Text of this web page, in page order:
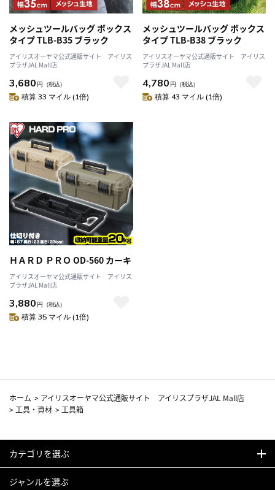
メッシュツールバッグ ボックス
タイプ TLB-B35 ブラック
アイリスオーヤマ公式通販サイト アイリス
プラザJAL Mall店
3,680 円 （税込）
積算 33 マイル (1倍)
メッシュツールバッグ ボックス
タイプ TLB-B38 ブラック
アイリスオーヤマ公式通販サイト アイリス
プラザJAL Mall店
4,780 円 （税込）
積算 43 マイル (1倍)
ＨＡＲＤ ＰＲＯ OD-560 カーキ
アイリスオーヤマ公式通販サイト アイリス
プラザJAL Mall店
3,880 円 （税込）
積算 35 マイル (1倍)
ホーム > アイリスオーヤマ公式通販サイト アイリスプラザJAL Mall店
> 工具・資材 > 工具箱
カテゴリを選ぶ
ジャンルを選ぶ